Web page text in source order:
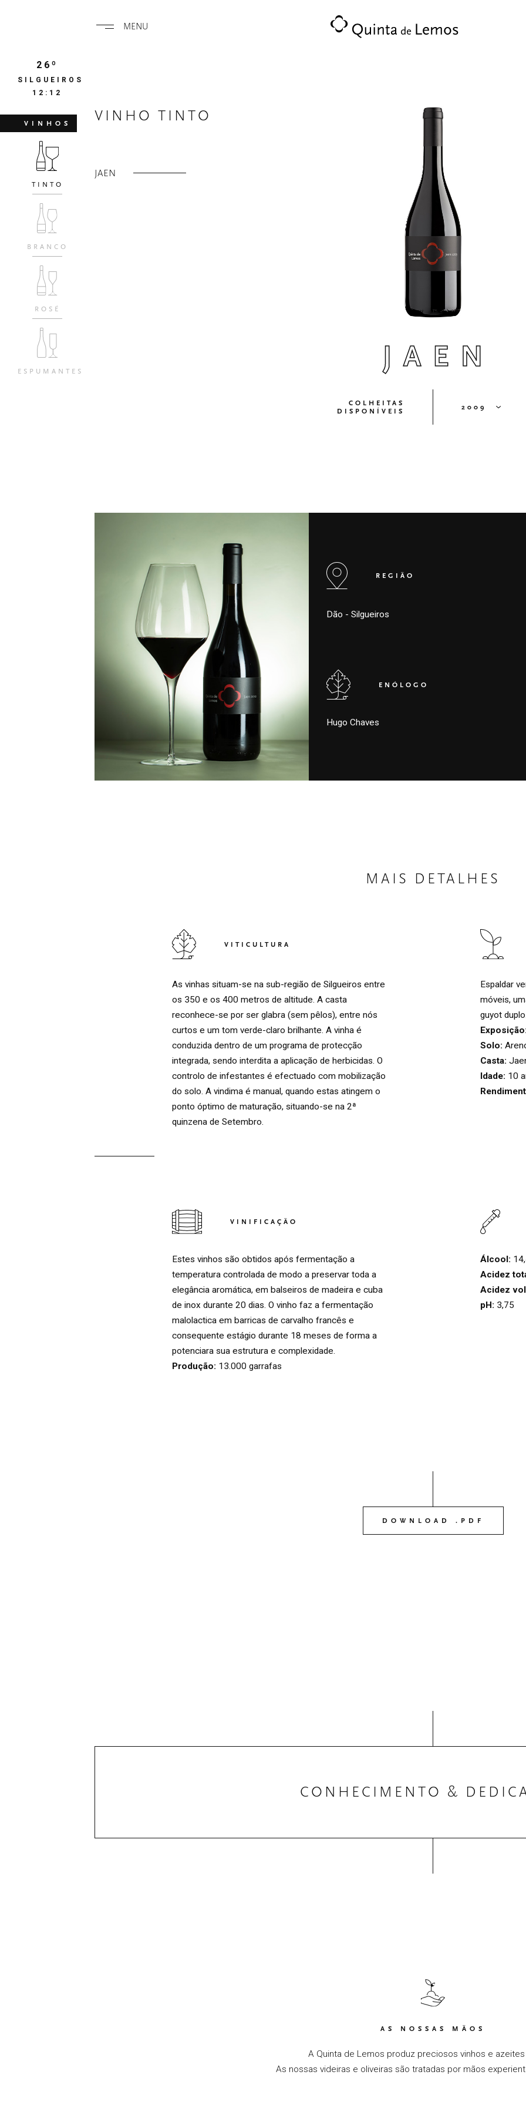
MENU
02 AS NOSSAS MÃOS
03
26º
SILGUEIROS
12:12
VINHOS
TINTO
BRANCO
ROSÉ
ESPUMANTES
VINHO TINTO
JAEN
JAEN
COLHEITAS
DISPONÍVEIS
2009
REGIÃO
Dão - Silgueiros
ENÓLOGO
Hugo Chaves
MAIS DETALHES
VITICULTURA
As vinhas situam-se na sub-região de Silgueiros entre
os 350 e os 400 metros de altitude. A casta
reconhece-se por ser glabra (sem pêlos), entre nós
curtos e um tom verde-claro brilhante. A vinha é
conduzida dentro de um programa de protecção
integrada, sendo interdita a aplicação de herbicidas. O
controlo de infestantes é efectuado com mobilização
do solo. A vindima é manual, quando estas atingem o
ponto óptimo de maturação, situando-se na 2ª
quinzena de Setembro.
Espaldar
móveis,
guyot
Solo:
Casta:
Idade: 10
VINIFICAÇÃO
Estes vinhos são obtidos após fermentação a
temperatura controlada de modo a preservar toda a
elegância aromática, em balseiros de madeira e cuba
de inox durante 20 dias. O vinho faz a fermentação
malolactica em barricas de carvalho francês e
consequente estágio durante 18 meses de forma a
potenciara sua estrutura e complexidade.
Produção: 13.000 garrafas
Álcool:
Acidez
Acidez
pH: 3,75
DOWNLOAD .PDF
CONHECIMENTO &
AS NOSSAS MÃOS
A Quinta de Lemos produz preciosos vinhos e
As nossas videiras e oliveiras são tratadas por mãos